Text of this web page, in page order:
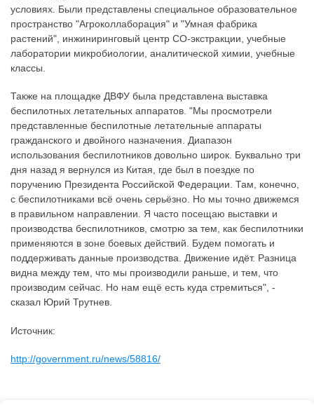
условиях. Были представлены специальное образовательное
пространство "Агроколлаборация" и "Умная фабрика
растений", инжиниринговый центр СО-экстракции, учебные
лаборатории микробиологии, аналитической химии, учебные
классы.
Также на площадке ДВФУ была представлена выставка
беспилотных летательных аппаратов. "Мы просмотрели
представленные беспилотные летательные аппараты
гражданского и двойного назначения. Диапазон
использования беспилотников довольно широк. Буквально три
дня назад я вернулся из Китая, где был в поездке по
поручению Президента Российской Федерации. Там, конечно,
с беспилотниками всё очень серьёзно. Но мы точно движемся
в правильном направлении. Я часто посещаю выставки и
производства беспилотников, смотрю за тем, как беспилотники
применяются в зоне боевых действий. Будем помогать и
поддерживать данные производства. Движение идёт. Разница
видна между тем, что мы производили раньше, и тем, что
производим сейчас. Но нам ещё есть куда стремиться", -
сказал Юрий Трутнев.
Источник:
http://government.ru/news/58816/